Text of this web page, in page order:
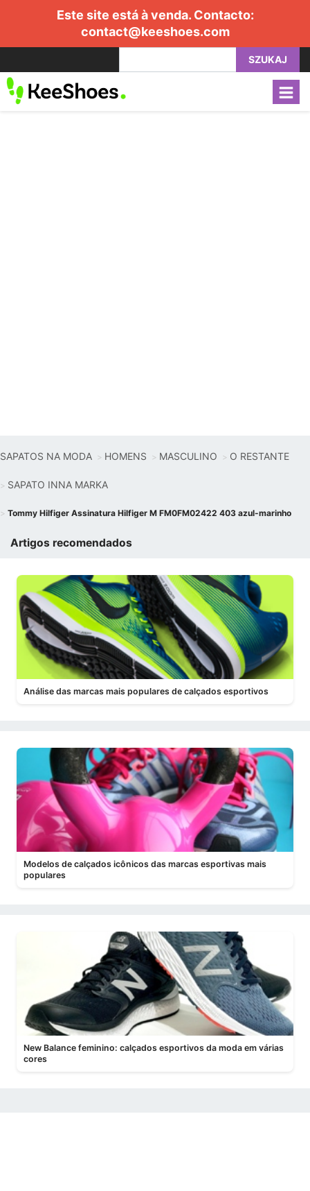
Este site está à venda. Contacto:
contact@keeshoes.com
SZUKAJ
SAPATOS NA MODA HOMENS MASCULINO O RESTANTE
SAPATO INNA MARKA
Tommy Hilfiger Assinatura Hilfiger M FM0FM02422 403 azul-marinho
Artigos recomendados
Análise das marcas mais populares de calçados esportivos
Modelos de calçados icônicos das marcas esportivas mais
populares
New Balance feminino: calçados esportivos da moda em várias
cores